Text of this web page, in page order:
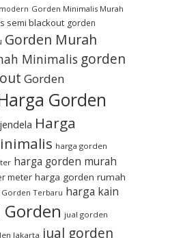
Gorden Minimalis Murah
semi blackout gorden
Gorden Murah
Minimalis gorden
Gorden
Gorden
Harga
harga gorden
harga gorden murah
meter harga gorden rumah
Gorden Terbaru harga kain
Gorden jual gorden
Jakarta jual gorden